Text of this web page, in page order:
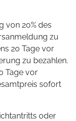
von 20% des
zu
20 Tage vor
zu bezahlen.
Tage vor
sofort
oder